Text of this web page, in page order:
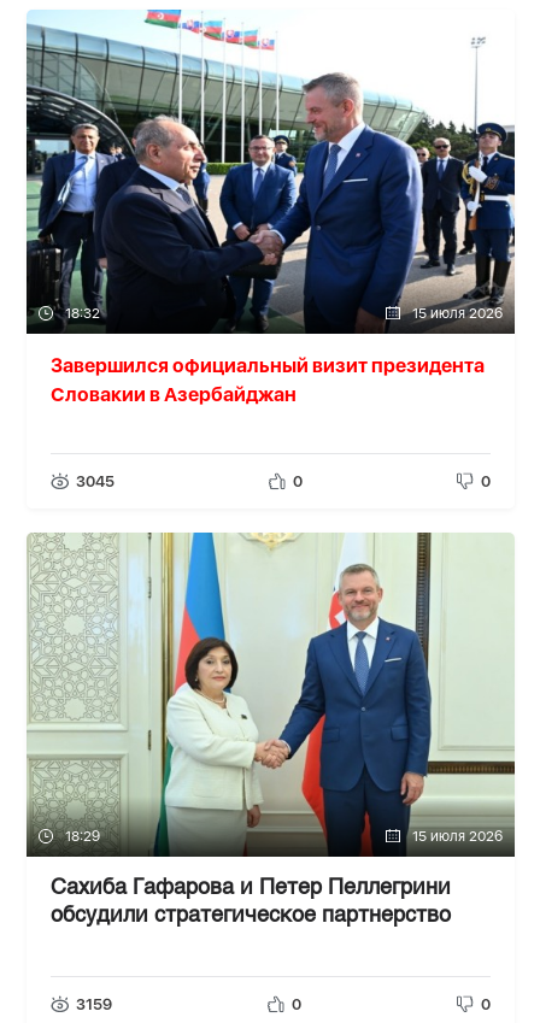
18:32 15 июля 2026
Завершился официальный визит президента
Словакии в Азербайджан
3045 0 0
18:29 15 июля 2026
Сахиба Гафарова и Петер Пеллегрини
обсудили стратегическое партнерство
3159 0 0